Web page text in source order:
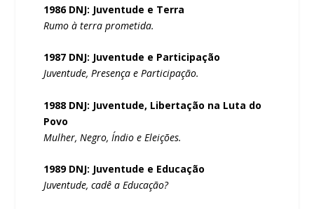
1986 DNJ: Juventude e Terra
Rumo à terra prometida.
1987 DNJ: Juventude e Participação
Juventude, Presença e Participação.
1988 DNJ: Juventude, Libertação na Luta do
Povo
Mulher, Negro, Índio e Eleições.
1989 DNJ: Juventude e Educação
Juventude, cadê a Educação?